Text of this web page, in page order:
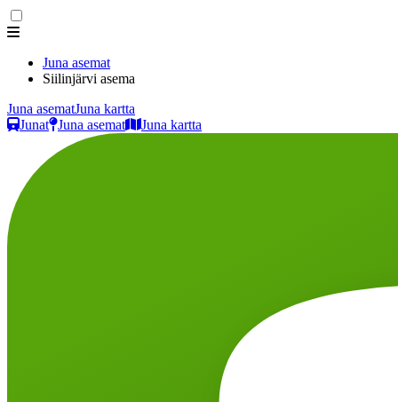
Juna asemat
Siilinjärvi asema
Juna asematJuna kartta
Junat Juna asemat Juna kartta